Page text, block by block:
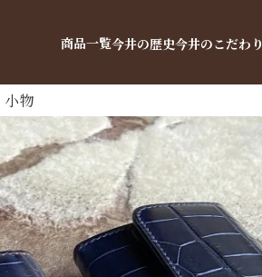
商品一覧今井の歴史今井のこだわり
小物